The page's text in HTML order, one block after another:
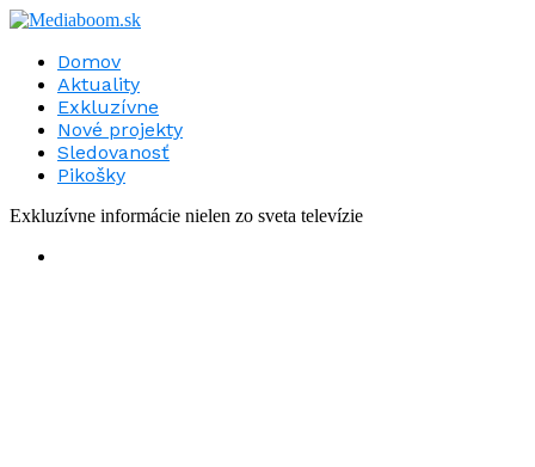
Domov
Aktuality
Exkluzívne
Nové projekty
Sledovanosť
Pikošky
Exkluzívne informácie nielen zo sveta televízie